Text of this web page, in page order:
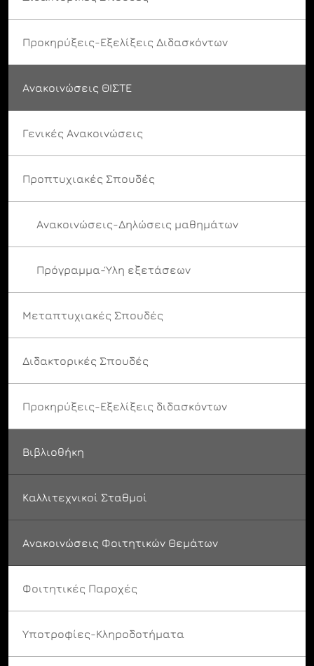
Προκηρύξεις-Εξελίξεις Διδασκόντων
Ανακοινώσεις ΘΙΣΤΕ
Γενικές Ανακοινώσεις
Προπτυχιακές Σπουδές
Ανακοινώσεις-Δηλώσεις μαθημάτων
Πρόγραμμα-Ύλη εξετάσεων
Μεταπτυχιακές Σπουδές
Διδακτορικές Σπουδές
Προκηρύξεις-Εξελίξεις διδασκόντων
Βιβλιοθήκη
Καλλιτεχνικοί Σταθμοί
Ανακοινώσεις Φοιτητικών Θεμάτων
Φοιτητικές Παροχές
Υποτροφίες-Κληροδοτήματα